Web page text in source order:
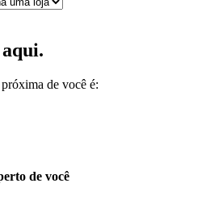
de você é:
de você